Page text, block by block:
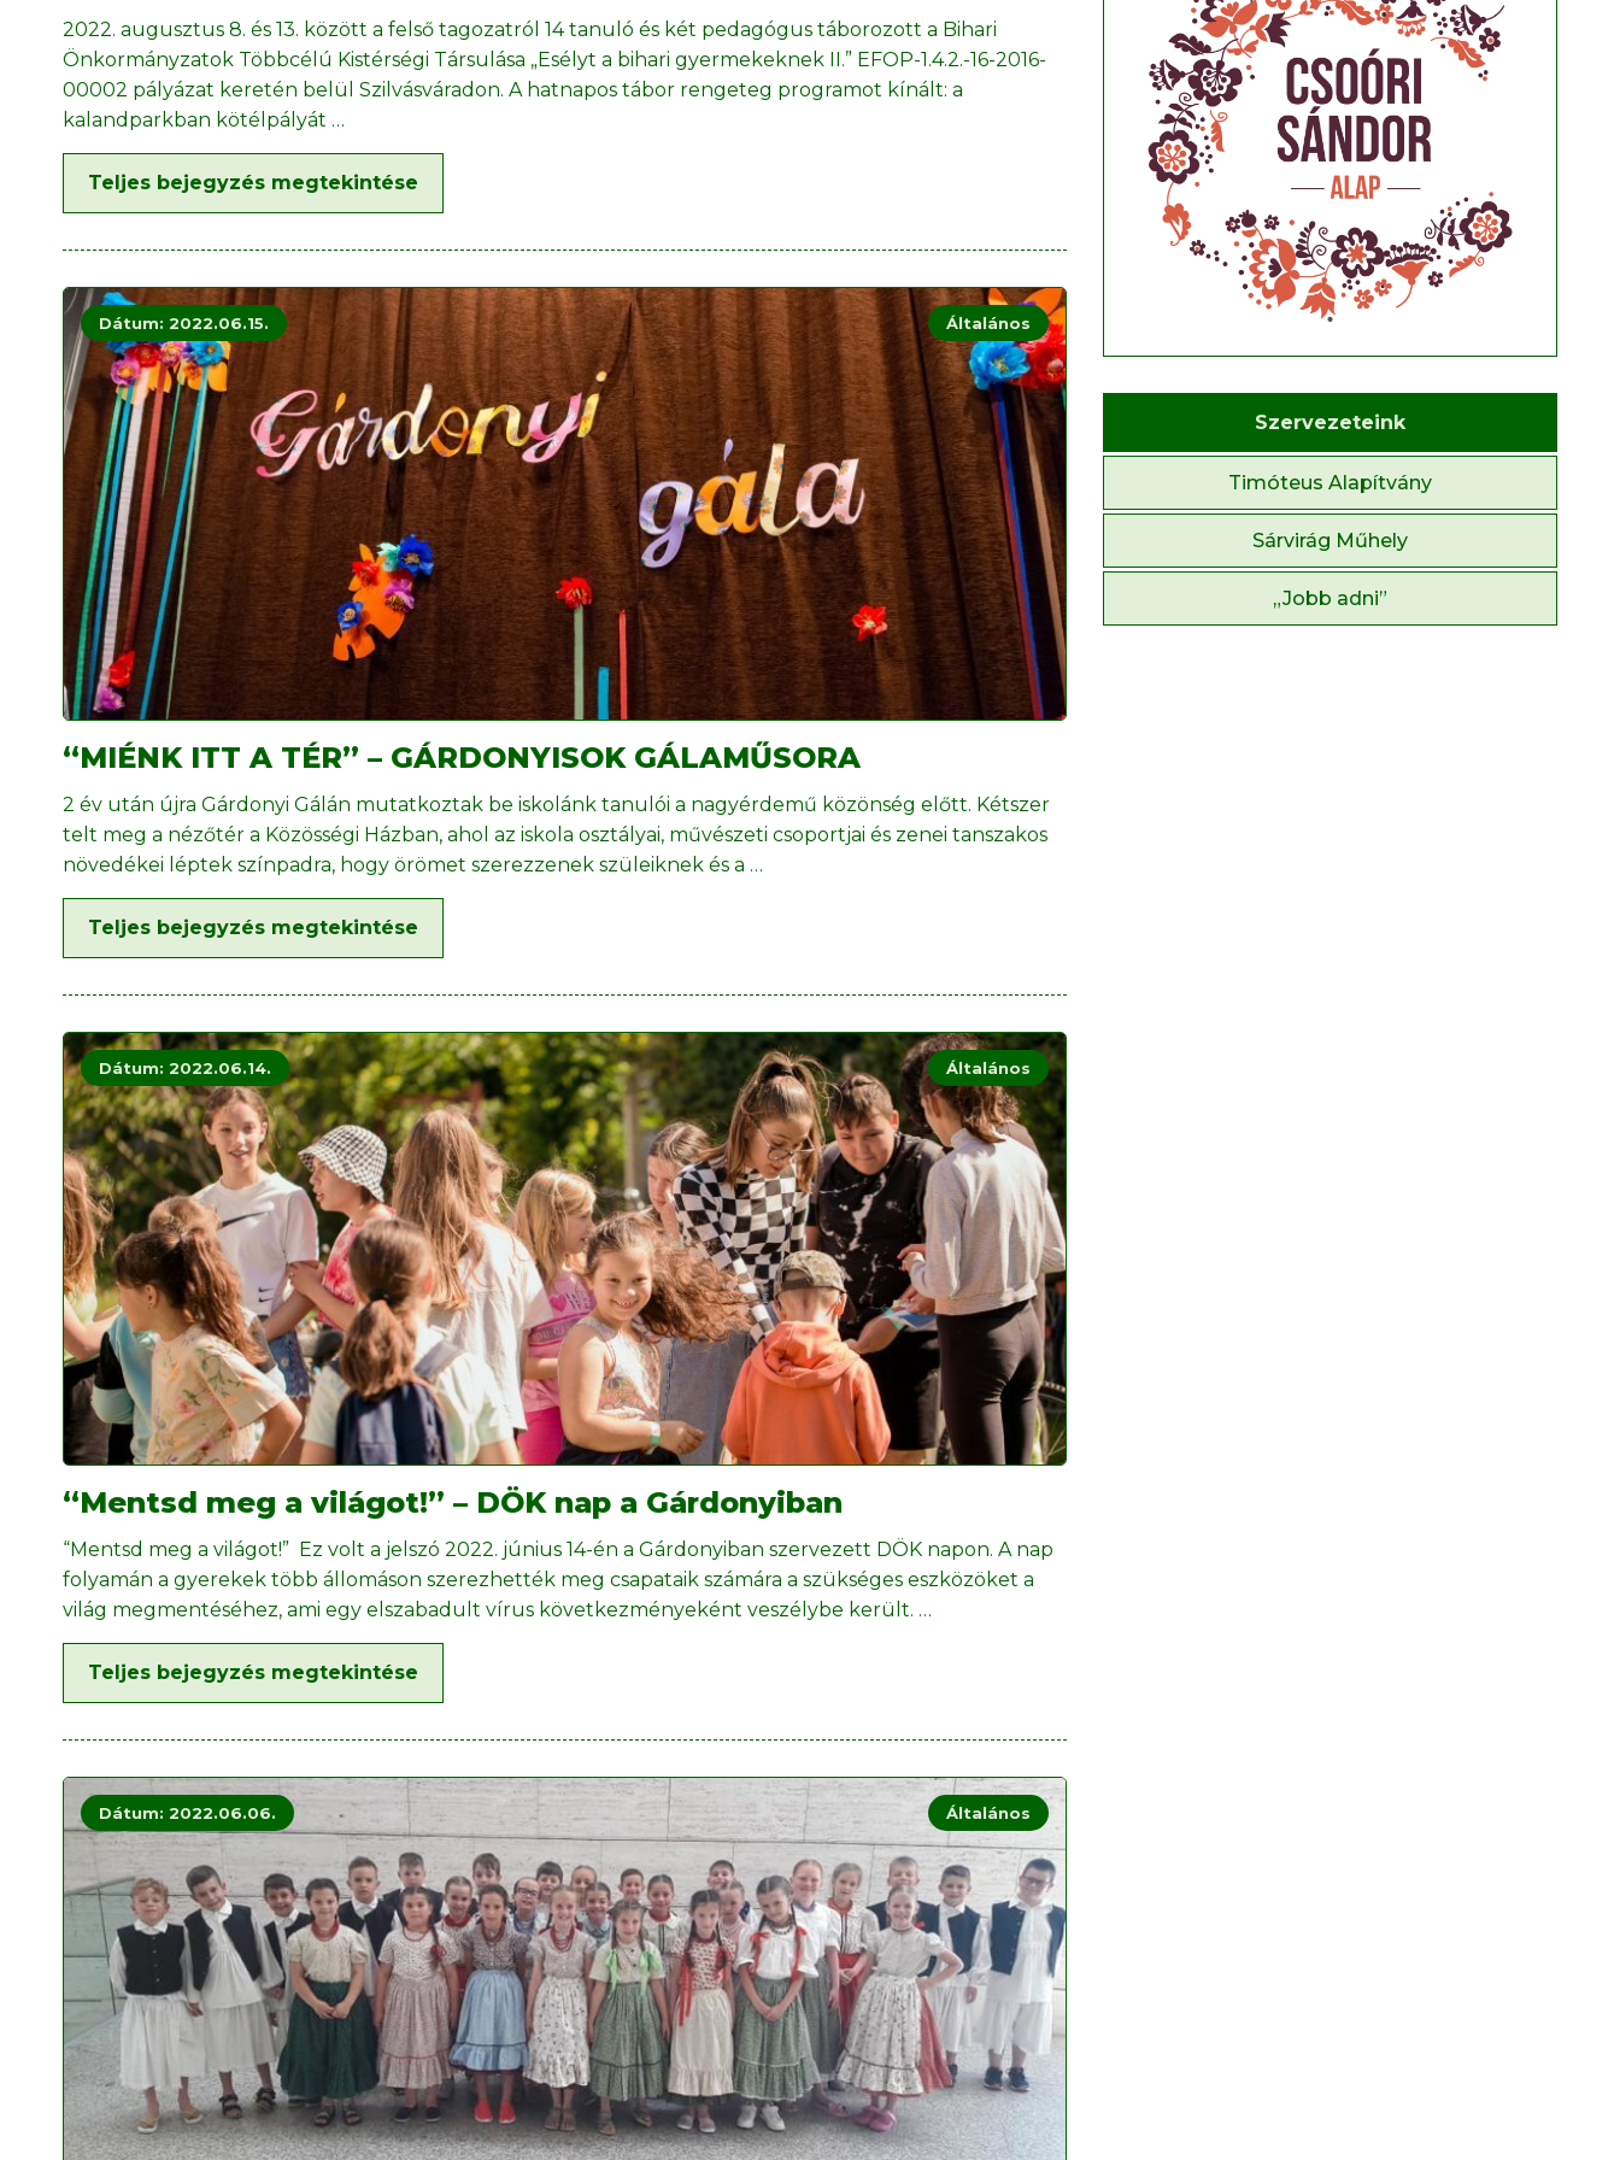
2022. augusztus 8. és 13. között a felső tagozatról 14 tanuló és két pedagógus táborozott a Bihari
Önkormányzatok Többcélú Kistérségi Társulása „Esélyt a bihari gyermekeknek II.” EFOP-1.4.2.-16-2016-
00002 pályázat keretén belül Szilvásváradon. A hatnapos tábor rengeteg programot kínált: a
kalandparkban kötélpályát …
Teljes bejegyzés megtekintése
Dátum: 2022.06.15. Általános
“MIÉNK ITT A TÉR” – GÁRDONYISOK GÁLAMŰSORA
2 év után újra Gárdonyi Gálán mutatkoztak be iskolánk tanulói a nagyérdemű közönség előtt. Kétszer
telt meg a nézőtér a Közösségi Házban, ahol az iskola osztályai, művészeti csoportjai és zenei tanszakos
növedékei léptek színpadra, hogy örömet szerezzenek szüleiknek és a …
Teljes bejegyzés megtekintése
Dátum: 2022.06.14. Általános
“Mentsd meg a világot!” – DÖK nap a Gárdonyiban
“Mentsd meg a világot!” Ez volt a jelszó 2022. június 14-én a Gárdonyiban szervezett DÖK napon. A nap
folyamán a gyerekek több állomáson szerezhették meg csapataik számára a szükséges eszközöket a
világ megmentéséhez, ami egy elszabadult vírus következményeként veszélybe került. …
Teljes bejegyzés megtekintése
Dátum: 2022.06.06. Általános
Szervezeteink
Timóteus Alapítvány
Sárvirág Műhely
„Jobb adni”